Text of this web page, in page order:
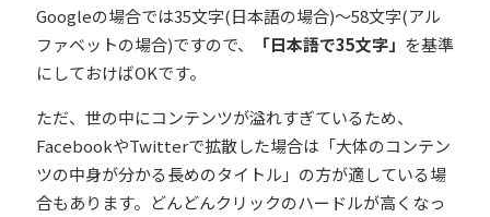
Googleの場合では35文字(日本語の場合)～58文字(アル
ファベットの場合)ですので、
「日本語で35文字」 を基準
にしておけばOKです。
ただ、世の中にコンテンツが溢れすぎているため、
FacebookやTwitterで拡散した場合は「大体のコンテン
ツの中身が分かる長めのタイトル」の方が適している場
合もあります。どんどんクリックのハードルが高くなっ